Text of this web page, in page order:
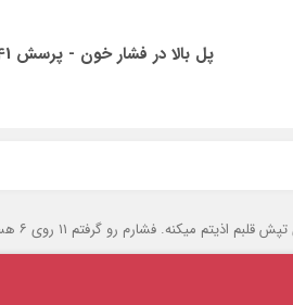
پل بالا در فشار خون - پرسش 43741
ولی پل ۸۳ هست آیا مشگلی دارم؟ممنون از راهنماییتون